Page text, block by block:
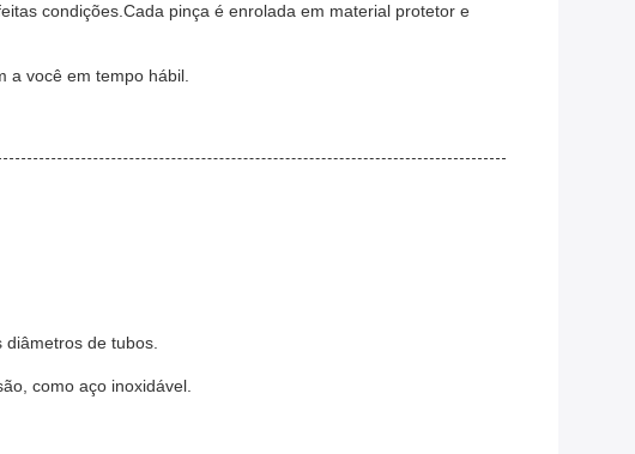
condições.Cada pinça é enrolada em material protetor e
a você em tempo hábil.
de tubos.
como aço inoxidável.